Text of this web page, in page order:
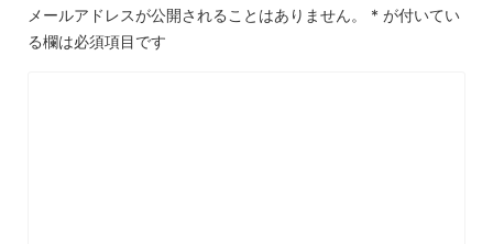
メールアドレスが公開されることはありません。 * が付いてい
る欄は必須項目です